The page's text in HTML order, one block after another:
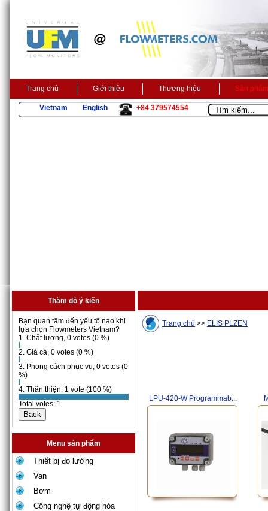
Trang chủ Giới thiệu Thương hiệu Sản phẩm
Vietnam English +84 379574554
Thăm dò ý kiến
Bạn quan tâm đến yếu tố nào khi
lựa chọn Flowmeters Vietnam?
1. Chất lượng, 0 votes (0 %)
2. Giá cả, 0 votes (0 %)
3. Phong cách phục vụ, 0 votes (0
%)
4. Thân thiện, 1 vote (100 %)
Total votes: 1
Menu sản phẩm
Thiết bị đo lường
Van
Bơm
Công nghệ tự động hóa
Trang chủ >> ELIS PLZEN
LPU-420-W Programmab...